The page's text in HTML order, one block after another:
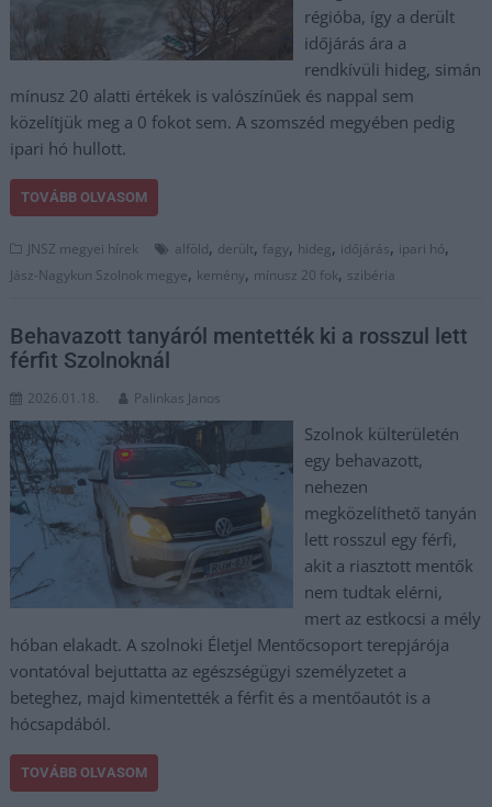
régióba, így a derült
időjárás ára a
rendkívüli hideg, simán
mínusz 20 alatti értékek is valószínűek és nappal sem
közelítjük meg a 0 fokot sem. A szomszéd megyében pedig
ipari hó hullott.
TOVÁBB OLVASOM
JNSZ megyei hírek alföld, derült, fagy, hideg, időjárás, ipari hó,
Jász-Nagykun Szolnok megye, kemény, mínusz 20 fok, szibéria
Behavazott tanyáról mentették ki a rosszul lett
férfit Szolnoknál
2026.01.18. Palinkas Janos
Szolnok külterületén
egy behavazott,
nehezen
megközelíthető tanyán
lett rosszul egy férfi,
akit a riasztott mentők
nem tudtak elérni,
mert az estkocsi a mély
hóban elakadt. A szolnoki Életjel Mentőcsoport terepjárója
vontatóval bejuttatta az egészségügyi személyzetet a
beteghez, majd kimentették a férfit és a mentőautót is a
hócsapdából.
TOVÁBB OLVASOM